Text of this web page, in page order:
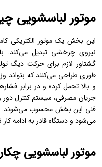
موتور لباسشویی
این بخش یک موتور الکتریکی
نیروی چرخشی تبدیل می‌کند.
گشتاور لازم برای حرکت دیگ
طوری طراحی می‌کنند که بتواند
و بالا تحمل کرده و در برابر
جریان مصرفی، سیستم کنترل
فنی این بخش محسوب
می‌شود و دستگاه قادر به ادامه کار
موتور لباسشویی